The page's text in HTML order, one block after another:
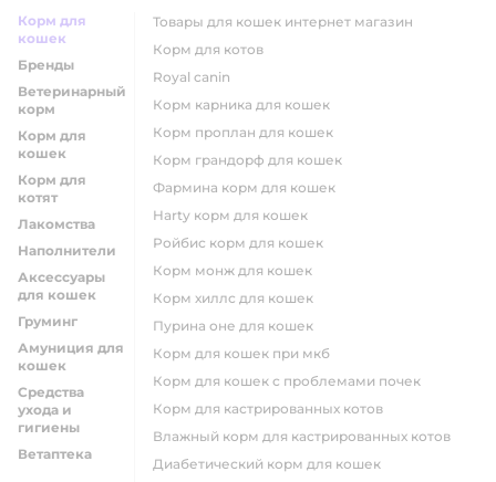
Корм для
кошек
Бренды
Ветеринарный
корм
Корм для
кошек
Корм для
котят
Лакомства
Наполнители
Аксессуары
для кошек
Груминг
Амуниция для
кошек
Средства
ухода и
гигиены
Ветаптека
товары для кошек интернет магазин
корм для котов
royal canin
корм карника для кошек
корм проплан для кошек
корм грандорф для кошек
фармина корм для кошек
harty корм для кошек
ройбис корм для кошек
корм монж для кошек
корм хиллс для кошек
пурина оне для кошек
корм для кошек при мкб
корм для кошек с проблемами почек
Корм для кастрированных котов
влажный корм для кастрированных котов
диабетический корм для кошек